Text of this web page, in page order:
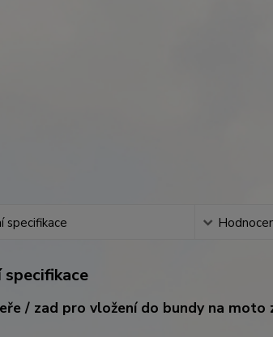
specifikace
/ zad pro vložení do bundy na